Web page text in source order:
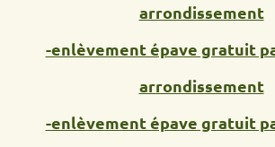
arrondissement
-enlèvement épave gratuit
arrondissement
-enlèvement épave gratuit